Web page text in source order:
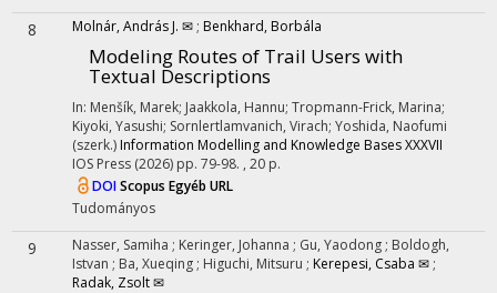
8 Molnár, András J. ✉ ; Benkhard, Borbála
Modeling Routes of Trail Users with
Textual Descriptions
In: Menšík, Marek; Jaakkola, Hannu; Tropmann-Frick, Marina;
Kiyoki, Yasushi; Sornlertlamvanich, Virach; Yoshida, Naofumi
(szerk.) Information Modelling and Knowledge Bases XXXVII
IOS Press (2026) pp. 79-98. , 20 p.
DOIScopus Egyéb URL
Tudományos
9 Nasser, Samiha ; Keringer, Johanna ; Gu, Yaodong ; Boldogh,
Istvan ; Ba, Xueqing ; Higuchi, Mitsuru ; Kerepesi, Csaba ✉ ;
Radak, Zsolt ✉